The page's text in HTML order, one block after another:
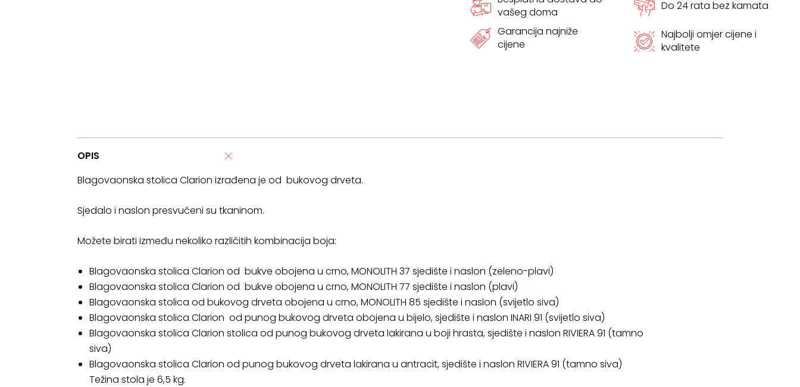
vašeg doma
Do 24 rata bez kamata
Garancija najniže
cijene
Najbolji omjer cijene i
kvalitete
OPIS
Blagovaonska stolica Clarion izrađena je od bukovog drveta.
Sjedalo i naslon presvučeni su tkaninom.
Možete birati između nekoliko različitih kombinacija boja:
Blagovaonska stolica Clarion od bukve obojena u crno, MONOLITH 37 sjedište i naslon (zeleno-plavi)
Blagovaonska stolica Clarion od bukve obojena u crno, MONOLITH 77 sjedište i naslon (plavi)
Blagovaonska stolica od bukovog drveta obojena u crno, MONOLITH 85 sjedište i naslon (svijetlo siva)
Blagovaonska stolica Clarion od punog bukovog drveta obojena u bijelo, sjedište i naslon INARI 91 (svijetlo siva)
Blagovaonska stolica Clarion stolica od punog bukovog drveta lakirana u boji hrasta, sjedište i naslon RIVIERA 91 (tamno
siva)
Blagovaonska stolica Clarion od punog bukovog drveta lakirana u antracit, sjedište i naslon RIVIERA 91 (tamno siva)
Težina stola je 6,5 kg.